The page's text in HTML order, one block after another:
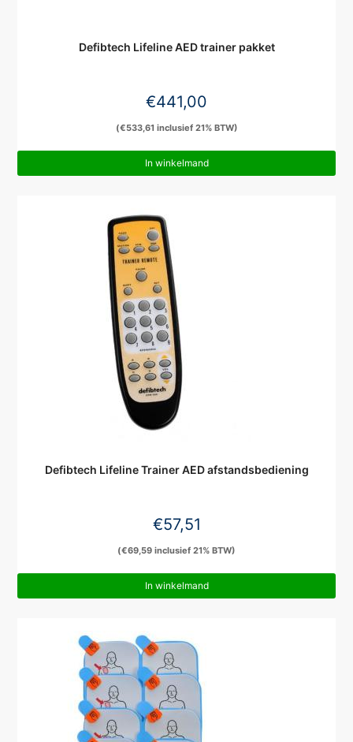
Defibtech Lifeline AED trainer pakket
€441,00
(€533,61 inclusief 21% BTW)
In winkelmand
Defibtech Lifeline Trainer AED afstandsbediening
€57,51
(€69,59 inclusief 21% BTW)
In winkelmand